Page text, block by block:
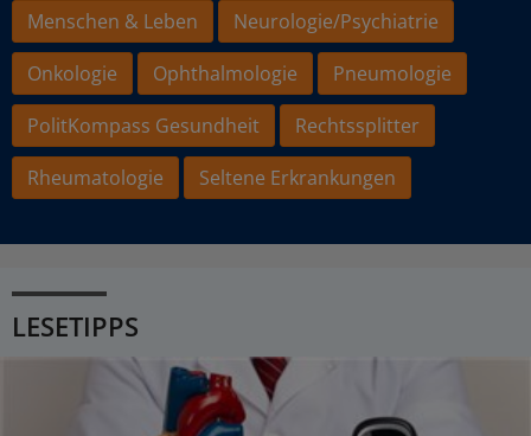
Menschen & Leben
Neurologie/Psychiatrie
Onkologie
Ophthalmologie
Pneumologie
PolitKompass Gesundheit
Rechtssplitter
Rheumatologie
Seltene Erkrankungen
LESETIPPS